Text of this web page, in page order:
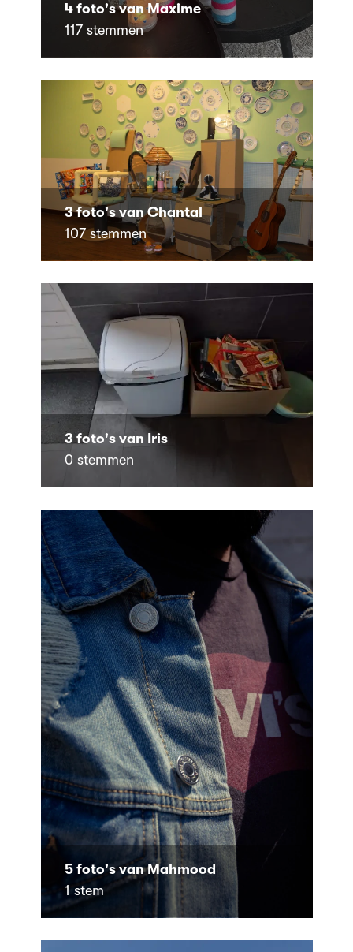
4 foto's van Maxime
117 stemmen
3 foto's van Chantal
107 stemmen
3 foto's van Iris
0 stemmen
5 foto's van Mahmood
1 stem